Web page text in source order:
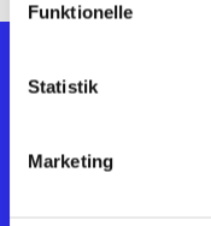
Funktionelle
Statistik
Marketing